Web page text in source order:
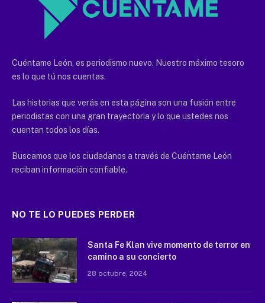
Cuéntame León, es periodismo nuevo. Nuestro máximo tesoro
es lo que tú nos cuentas.
Las historias que verás en esta página son una fusión entre
periodistas con una gran trayectoria y lo que ustedes nos
cuentan todos los días.
Buscamos que los ciudadanos a través de Cuéntame León
reciban información confiable.
NO TE LO PUEDES PERDER
Santa Fe Klan vive momento de terror en
camino a su concierto
28 octubre, 2024